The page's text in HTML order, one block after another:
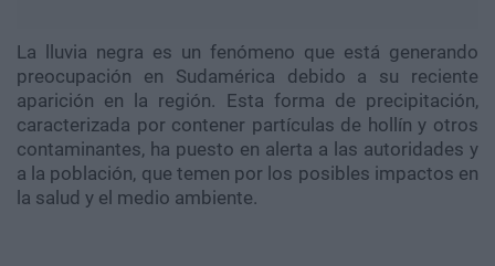
La lluvia negra es un fenómeno que está generando
preocupación en Sudamérica debido a su reciente
aparición en la región. Esta forma de precipitación,
caracterizada por contener partículas de hollín y otros
contaminantes, ha puesto en alerta a las autoridades y
a la población, que temen por los posibles impactos en
la salud y el medio ambiente.